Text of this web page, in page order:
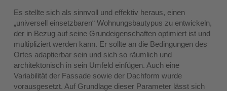
Es stellte sich als sinnvoll und effektiv heraus, einen
„universell einsetzbaren“ Wohnungsbautypus zu entwickeln,
der in Bezug auf seine Grundeigenschaften optimiert ist und
multipliziert werden kann. Er sollte an die Bedingungen des
Ortes adaptierbar sein und sich so räumlich und
architektonisch in sein Umfeld einfügen. Auch eine
Variabilität der Fassade sowie der Dachform wurde
vorausgesetzt. Auf Grundlage dieser Parameter lässt sich